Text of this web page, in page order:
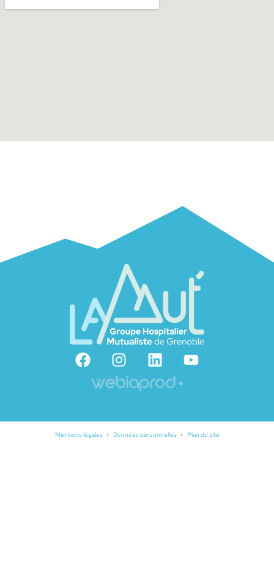
Mentions légales Données personnelles Plan du site